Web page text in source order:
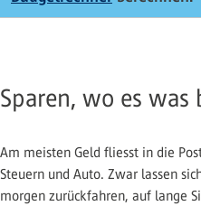
Sparen, wo es was
Am meisten Geld fliesst in die
Steuern und Auto. Zwar lassen
morgen zurückfahren, auf lange